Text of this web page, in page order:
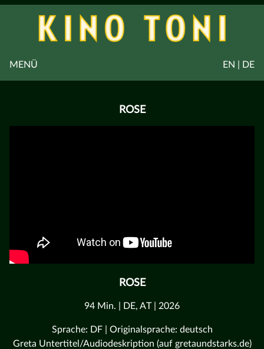
EN | DE
MENÜ
ROSE
ROSE
94 Min. | DE, AT | 2026
Sprache: DF | Originalsprache: deutsch
Greta Untertitel/Audiodeskription (auf gretaundstarks.de)